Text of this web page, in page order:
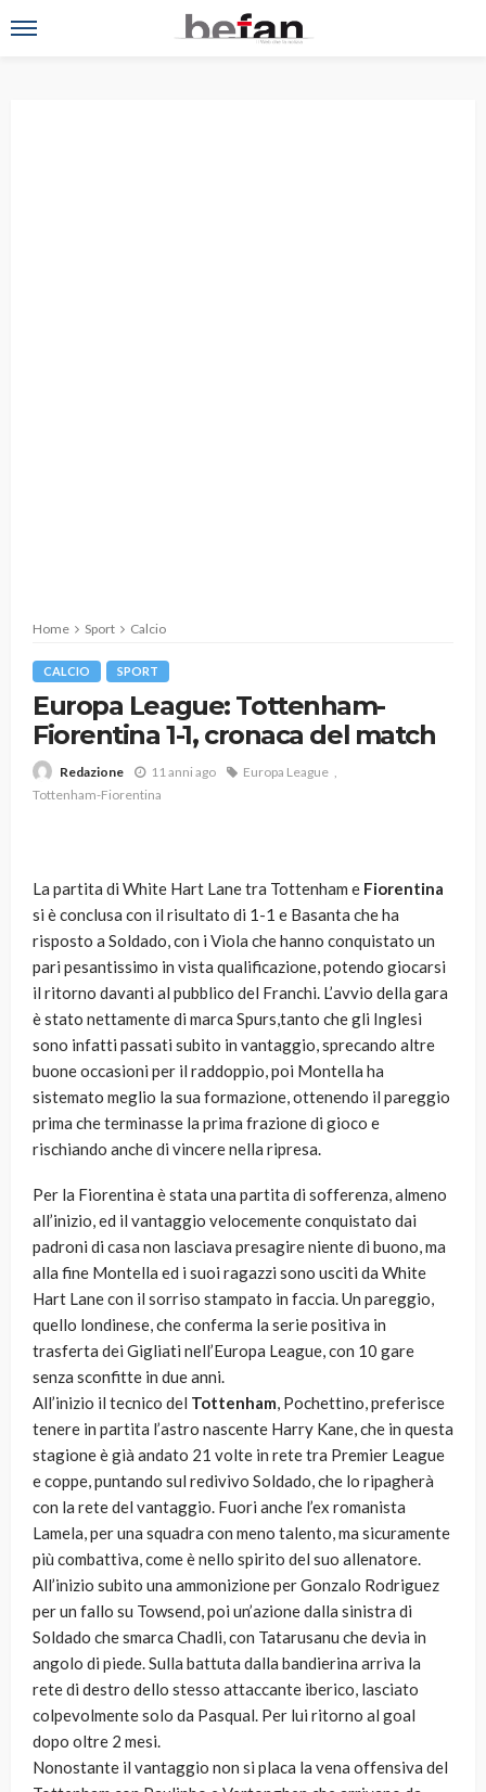
Home Sport Calcio
CALCIO SPORT
Europa League: Tottenham-
Fiorentina 1-1, cronaca del match
Redazione 11 anni ago
Europa League
Tottenham-Fiorentina
La partita di White Hart Lane tra Tottenham e Fiorentina
si è conclusa con il risultato di 1-1 e Basanta che ha
risposto a Soldado, con i Viola che hanno conquistato un
pari pesantissimo in vista qualificazione, potendo giocarsi
il ritorno davanti al pubblico del Franchi. L’avvio della gara
è stato nettamente di marca Spurs,tanto che gli Inglesi
sono infatti passati subito in vantaggio, sprecando altre
buone occasioni per il raddoppio, poi Montella ha
sistemato meglio la sua formazione, ottenendo il pareggio
prima che terminasse la prima frazione di gioco e
rischiando anche di vincere nella ripresa.
Per la Fiorentina è stata una partita di sofferenza, almeno
all’inizio, ed il vantaggio velocemente conquistato dai
padroni di casa non lasciava presagire niente di buono, ma
alla fine Montella ed i suoi ragazzi sono usciti da White
Hart Lane con il sorriso stampato in faccia. Un pareggio,
quello londinese, che conferma la serie positiva in
trasferta dei Gigliati nell’Europa League, con 10 gare
senza sconfitte in due anni.
All’inizio il tecnico del Tottenham, Pochettino, preferisce
tenere in partita l’astro nascente Harry Kane, che in questa
stagione è già andato 21 volte in rete tra Premier League
e coppe, puntando sul redivivo Soldado, che lo ripagherà
con la rete del vantaggio. Fuori anche l’ex romanista
Lamela, per una squadra con meno talento, ma sicuramente
più combattiva, come è nello spirito del suo allenatore.
All’inizio subito una ammonizione per Gonzalo Rodriguez
per un fallo su Towsend, poi un’azione dalla sinistra di
Soldado che smarca Chadli, con Tatarusanu che devia in
angolo di piede. Sulla battuta dalla bandierina arriva la
rete di destro dello stesso attaccante iberico, lasciato
colpevolmente solo da Pasqual. Per lui ritorno al goal
dopo oltre 2 mesi.
Nonostante il vantaggio non si placa la vena offensiva del